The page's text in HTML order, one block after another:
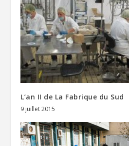
L’an II de La Fabrique du Sud
9 juillet 2015